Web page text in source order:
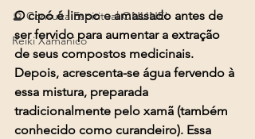
🔮 Consulta Espiritual ONLINE!
Reiki Xamânico
O cipó é limpo e amassado antes de
ser fervido para aumentar a extração
de seus compostos medicinais.
Depois, acrescenta-se água fervendo à
essa mistura, preparada
tradicionalmente pelo xamã (também
conhecido como curandeiro). Essa